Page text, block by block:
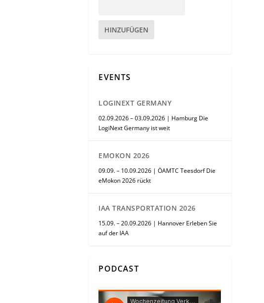
HINZUFÜGEN
EVENTS
LOGINEXT GERMANY
02.09.2026 – 03.09.2026 | Hamburg Die
LogiNext Germany ist weit
EMOKON 2026
09.09. – 10.09.2026 | ÖAMTC Teesdorf Die
eMokon 2026 rückt
IAA TRANSPORTATION 2026
15.09. – 20.09.2026 | Hannover Erleben Sie
auf der IAA
PODCAST